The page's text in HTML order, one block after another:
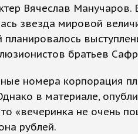
Вячеслав Манучаров.
звезда мировой
братьев
номера корпорация
в материале,
«вечеринка не очень
рублей.